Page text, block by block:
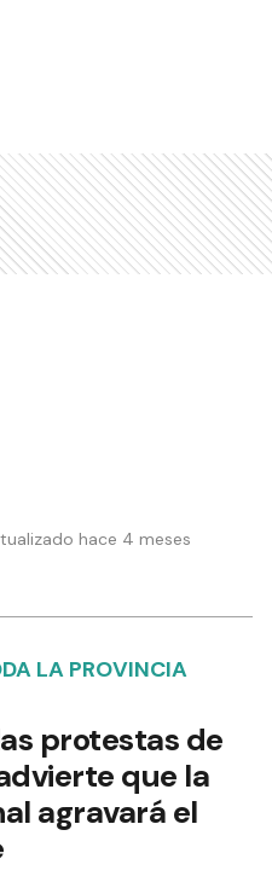
hace 4 meses
LA PROVINCIA
protestas de
que la
agravará el